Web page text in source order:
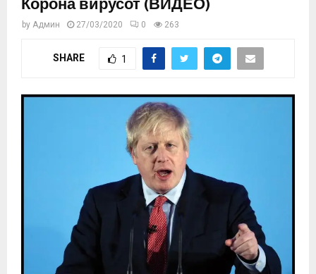
by Админ 27/03/2020 0 263
SHARE 1